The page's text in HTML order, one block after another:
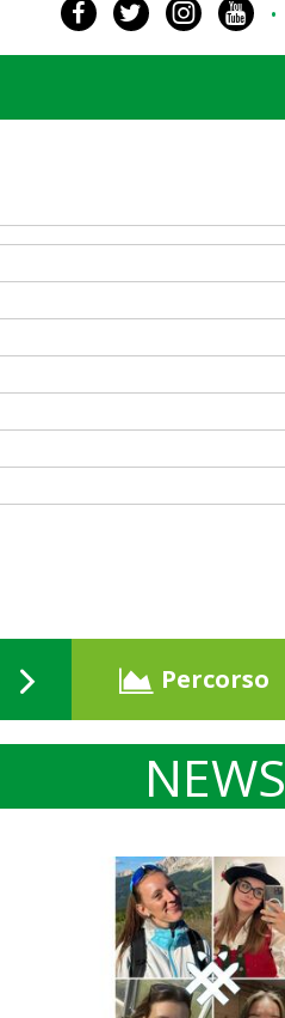
•
Percorso
NEWS